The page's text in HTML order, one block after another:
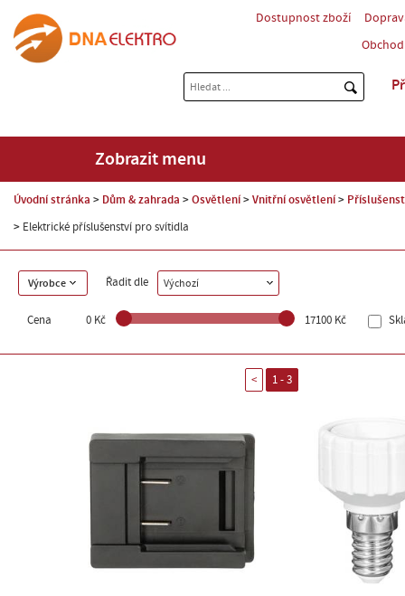
Dostupnost zboží
Zobrazit menu
Úvodní stránka Dům & zahrada Osvětlení Vnitřní osvětlení
Elektrické příslušenství pro svítidla
Výrobce Řadit dle Výchozí
Cena 0 Kč 17100 Kč
< 1 - 3